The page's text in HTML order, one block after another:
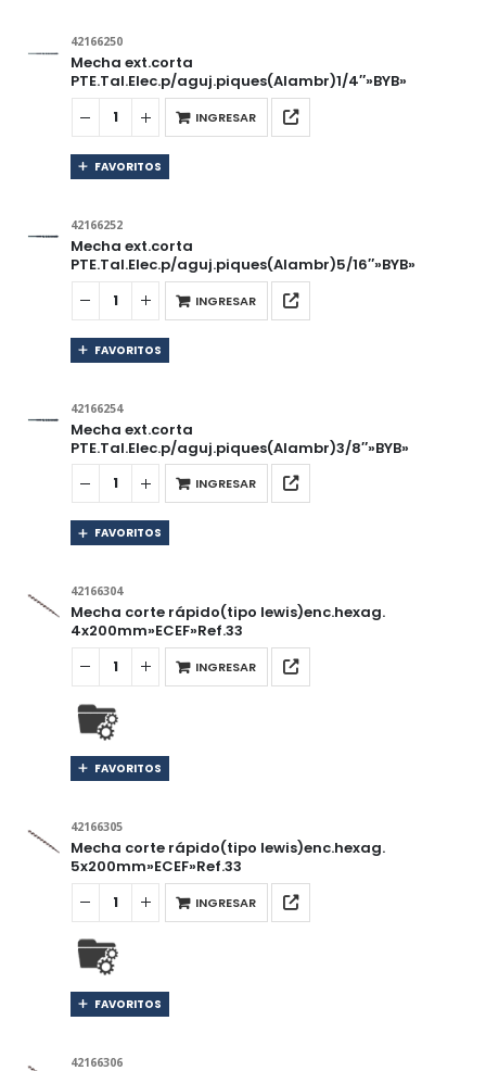
42166250
Mecha ext.corta
PTE.Tal.Elec.p/aguj.piques(Alambr)1/4″»BYB»
INGRESAR
FAVORITOS
42166252
Mecha ext.corta
PTE.Tal.Elec.p/aguj.piques(Alambr)5/16″»BYB»
INGRESAR
FAVORITOS
42166254
Mecha ext.corta
PTE.Tal.Elec.p/aguj.piques(Alambr)3/8″»BYB»
INGRESAR
FAVORITOS
42166304
Mecha corte rápido(tipo lewis)enc.hexag.
4x200mm»ECEF»Ref.33
INGRESAR
FAVORITOS
42166305
Mecha corte rápido(tipo lewis)enc.hexag.
5x200mm»ECEF»Ref.33
INGRESAR
FAVORITOS
42166306